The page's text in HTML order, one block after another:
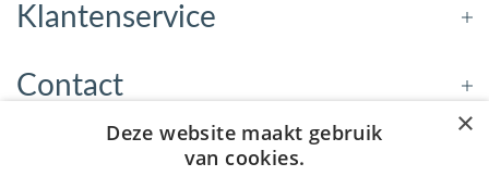
Klantenservice
Contact
Openingstijden
×
Deze website maakt gebruik
van cookies.